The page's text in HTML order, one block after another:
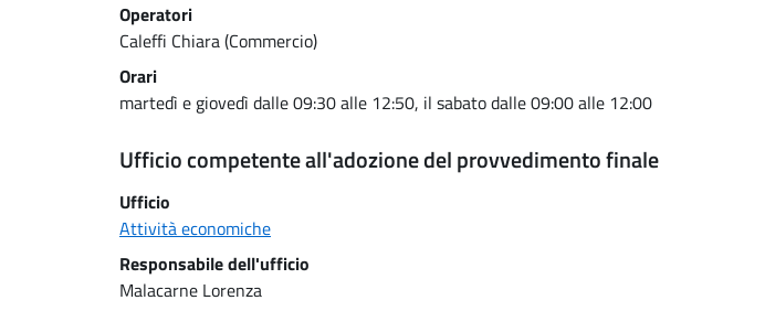
Operatori
Caleffi Chiara (Commercio)
Orari
martedì e giovedì dalle 09:30 alle 12:50, il sabato dalle 09:00 alle 12:00
Ufficio competente all'adozione del provvedimento finale
Ufficio
Attività economiche
Responsabile dell'ufficio
Malacarne Lorenza